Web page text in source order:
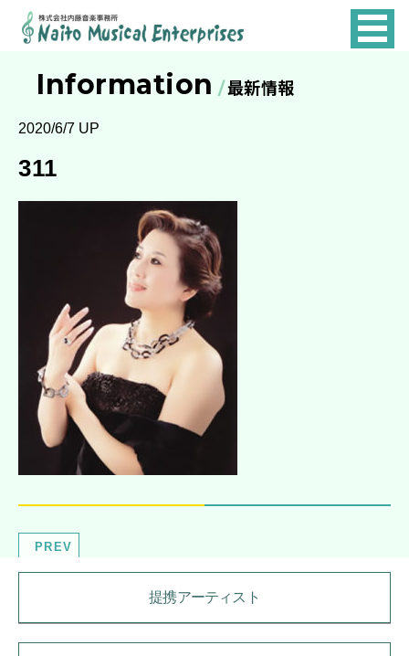
MUSICAL
ENTERPRISES
Information 最新情報
2020/6/7 UP
311
PREV
提携アーティスト